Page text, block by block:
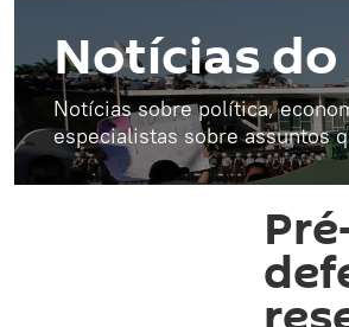
Notícias
Notícias sobre política,
especialistas sobre assuntos